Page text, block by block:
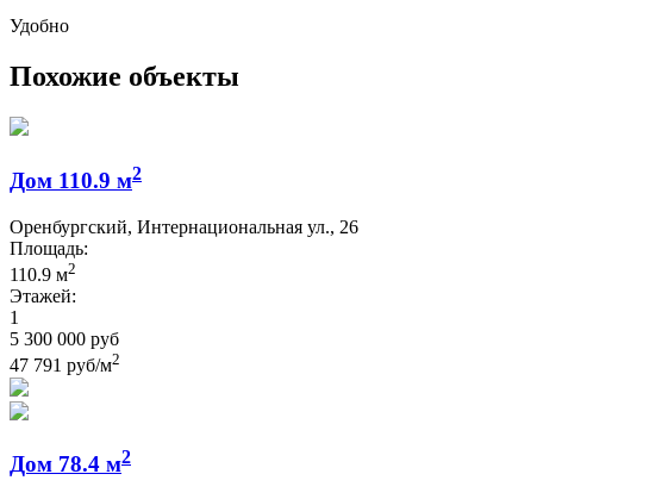
Удобно
Похожие объекты
Дом 110.9 м2
Оренбургский, Интернациональная ул., 26
Площадь:
110.9 м2
Этажей:
1
5 300 000 руб
47 791 руб/м2
Дом 78.4 м2